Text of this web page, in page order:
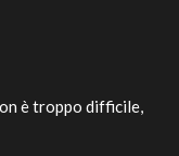
è troppo difficile,